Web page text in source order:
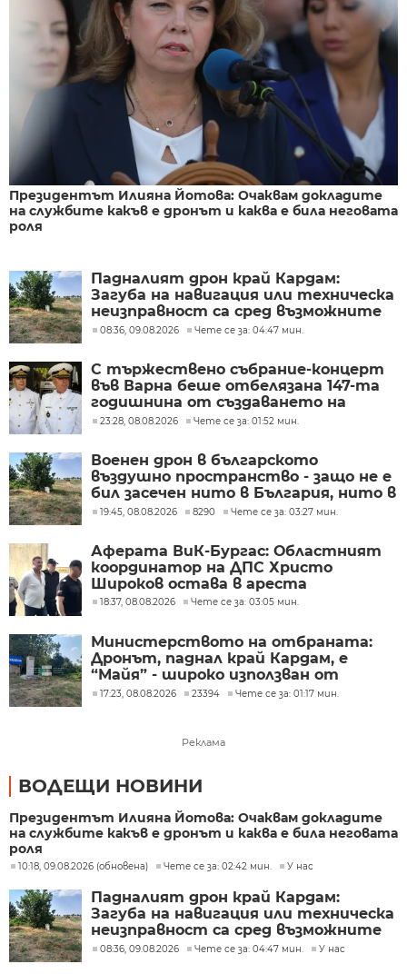
Президентът Илияна Йотова: Очаквам докладите
на службите какъв е дронът и каква е била неговата
роля
Падналият дрон край Кардам:
Загуба на навигация или техническа
неизправност са сред възможните
причини
08:36, 09.08.2026 Чете се за: 04:47 мин.
С тържествено събрание-концерт
във Варна беше отбелязана 147-та
годишнина от създаването на
Военноморските сили
23:28, 08.08.2026 Чете се за: 01:52 мин.
Военен дрон в българското
въздушно пространство - защо не е
бил засечен нито в България, нито в
Румъния?
19:45, 08.08.2026 8290 Чете се за: 03:27 мин.
Аферата ВиК-Бургас: Областният
координатор на ДПС Христо
Широков остава в ареста
18:37, 08.08.2026 Чете се за: 03:05 мин.
Министерството на отбраната:
Дронът, паднал край Кардам, е
“Майя” - широко използван от
украинската армия
17:23, 08.08.2026 23394 Чете се за: 01:17 мин.
Реклама
ВОДЕЩИ НОВИНИ
Президентът Илияна Йотова: Очаквам докладите
на службите какъв е дронът и каква е била неговата
роля
10:18, 09.08.2026 (обновена) Чете се за: 02:42 мин. У нас
Падналият дрон край Кардам:
Загуба на навигация или техническа
неизправност са сред възможните
причини
08:36, 09.08.2026 Чете се за: 04:47 мин. У нас